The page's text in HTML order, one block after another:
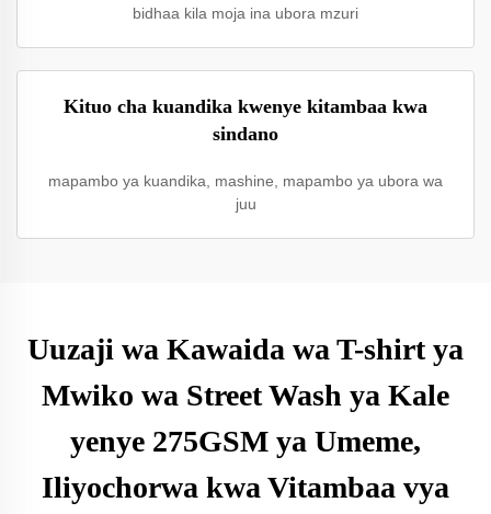
bidhaa kila moja ina ubora mzuri
Kituo cha kuandika kwenye kitambaa kwa
sindano
mapambo ya kuandika, mashine, mapambo ya ubora wa
juu
Uuzaji wa Kawaida wa T-shirt ya
Mwiko wa Street Wash ya Kale
yenye 275GSM ya Umeme,
Iliyochorwa kwa Vitambaa vya